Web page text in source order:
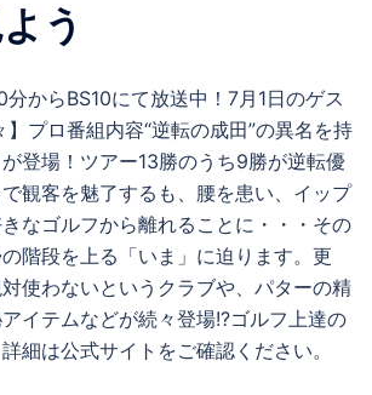
う
からBS10にて放送中！7月1日のゲス
】プロ番組内容“逆転の成田”の異名を持
登場！ツアー13勝のうち9勝が逆転優
観客を魅了するも、腰を患い、イップ
なゴルフから離れることに・・・その
階段を上る「いま」に迫ります。更
使わないというクラブや、パターの精
イテムなどが続々登場!?ゴルフ上達の
細は公式サイトをご確認ください。